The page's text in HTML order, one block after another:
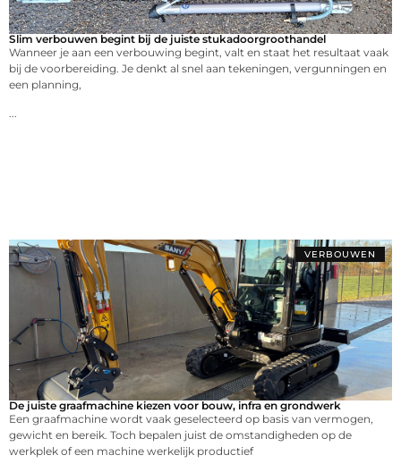
Slim verbouwen begint bij de juiste stukadoorgroothandel
Wanneer je aan een verbouwing begint, valt en staat het resultaat vaak
bij de voorbereiding. Je denkt al snel aan tekeningen, vergunningen en
een planning,
...
VERBOUWEN
De juiste graafmachine kiezen voor bouw, infra en grondwerk
Een graafmachine wordt vaak geselecteerd op basis van vermogen,
gewicht en bereik. Toch bepalen juist de omstandigheden op de
werkplek of een machine werkelijk productief